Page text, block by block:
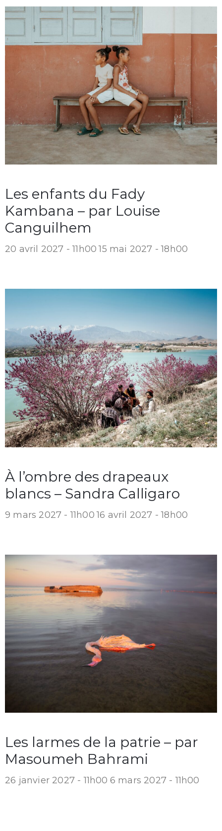
Les enfants du Fady
Kambana – par Louise
Canguilhem
20 avril 2027 - 11h00 15 mai 2027 - 18h00
À l’ombre des drapeaux
blancs – Sandra Calligaro
9 mars 2027 - 11h00 16 avril 2027 - 18h00
Les larmes de la patrie – par
Masoumeh Bahrami
26 janvier 2027 - 11h00 6 mars 2027 - 11h00